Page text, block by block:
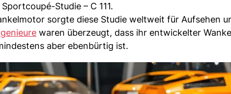
Studie – C 111.
sorgte diese Studie weltweit für Aufsehen
waren überzeugt, dass ihr entwickelter
aber ebenbürtig ist.